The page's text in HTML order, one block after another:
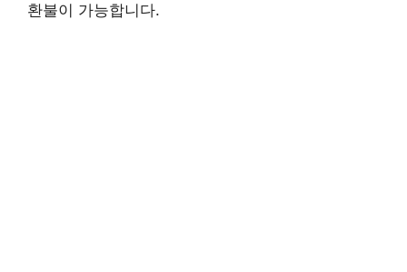
환불이 가능합니다.